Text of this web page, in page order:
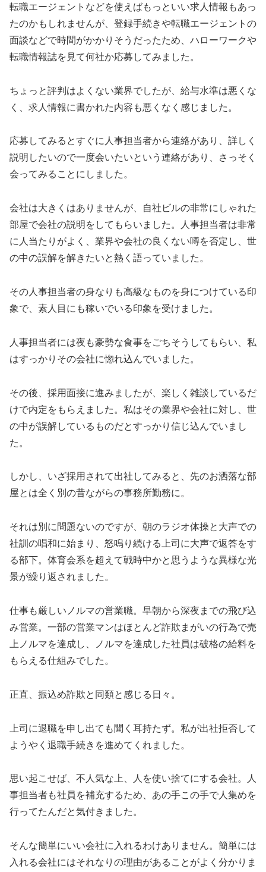
転職エージェントなどを使えばもっといい求人情報もあっ
たのかもしれませんが、登録手続きや転職エージェントの
面談などで時間がかかりそうだったため、ハローワークや
転職情報誌を見て何社か応募してみました。
ちょっと評判はよくない業界でしたが、給与水準は悪くな
く、求人情報に書かれた内容も悪くなく感じました。
応募してみるとすぐに人事担当者から連絡があり、詳しく
説明したいので一度会いたいという連絡があり、さっそく
会ってみることにしました。
会社は大きくはありませんが、自社ビルの非常にしゃれた
部屋で会社の説明をしてもらいました。人事担当者は非常
に人当たりがよく、業界や会社の良くない噂を否定し、世
の中の誤解を解きたいと熱く語っていました。
その人事担当者の身なりも高級なものを身につけている印
象で、素人目にも稼いでいる印象を受けました。
人事担当者には夜も豪勢な食事をごちそうしてもらい、私
はすっかりその会社に惚れ込んでいました。
その後、採用面接に進みましたが、楽しく雑談しているだ
けで内定をもらえました。私はその業界や会社に対し、世
の中が誤解しているものだとすっかり信じ込んでいまし
た。
しかし、いざ採用されて出社してみると、先のお洒落な部
屋とは全く別の昔ながらの事務所勤務に。
それは別に問題ないのですが、朝のラジオ体操と大声での
社訓の唱和に始まり、怒鳴り続ける上司に大声で返答をす
る部下。体育会系を超えて戦時中かと思うような異様な光
景が繰り返されました。
仕事も厳しいノルマの営業職。早朝から深夜までの飛び込
み営業。一部の営業マンはほとんど詐欺まがいの行為で売
上ノルマを達成し、ノルマを達成した社員は破格の給料を
もらえる仕組みでした。
正直、振込め詐欺と同類と感じる日々。
上司に退職を申し出ても聞く耳持たず。私が出社拒否して
ようやく退職手続きを進めてくれました。
思い起こせば、不人気な上、人を使い捨てにする会社。人
事担当者も社員を補充するため、あの手この手で人集めを
行ってたんだと気付きました。
そんな簡単にいい会社に入れるわけありません。簡単には
入れる会社にはそれなりの理由があることがよく分かりま